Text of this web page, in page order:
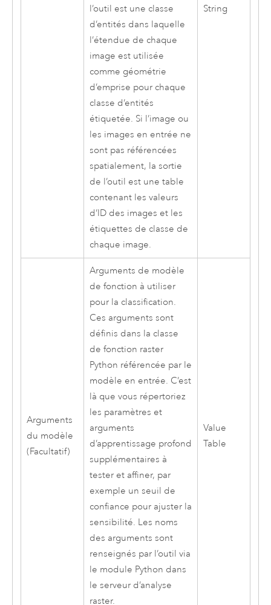
l’outil est une classe
d’entités dans laquelle
l’étendue de chaque
image est utilisée
comme géométrie
d’emprise pour chaque
classe d’entités
étiquetée. Si l’image ou
les images en entrée ne
sont pas référencées
spatialement, la sortie
de l’outil est une table
contenant les valeurs
d’ID des images et les
étiquettes de classe de
chaque image.
String
Arguments
du modèle
(Facultatif)
Arguments de modèle
de fonction à utiliser
pour la classification.
Ces arguments sont
définis dans la classe
de fonction raster
Python référencée par le
modèle en entrée. C’est
là que vous répertoriez
les paramètres et
arguments
d’apprentissage profond
supplémentaires à
tester et affiner, par
exemple un seuil de
confiance pour ajuster la
sensibilité. Les noms
des arguments sont
renseignés par l’outil via
le module Python dans
le serveur d’analyse
raster.
Value
Table